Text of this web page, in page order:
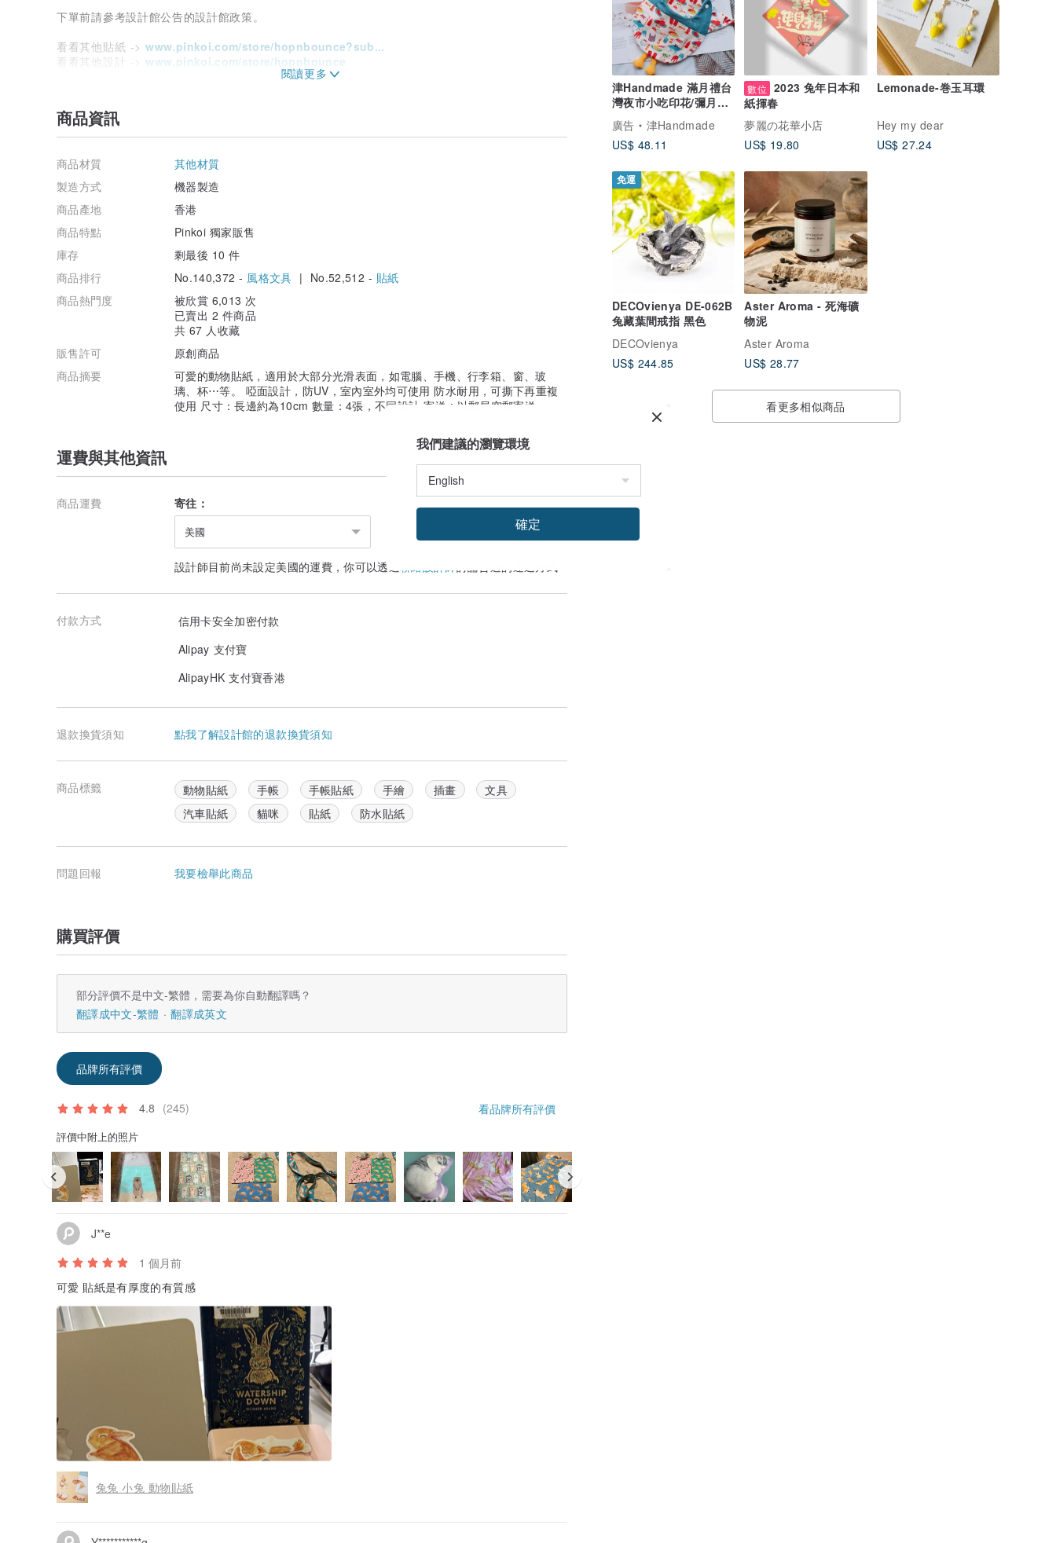
津Handmade 滿月禮台
灣夜市小吃印花/彌月禮/
三件組
廣告
津Handmade
US$ 48.11
數位 2023 兔年日本和
紙揮春
夢麗の花華小店
US$ 19.80
Lemonade-巻玉耳環
Hey my dear
US$ 27.24
免運
DECOvienya DE-062B
兔藏葉間戒指 黑色
DECOvienya
US$ 244.85
Aster Aroma - 死海礦
物泥
Aster Aroma
US$ 28.77
看更多相似商品
下單前請參考設計館公告的設計館政策。
看看其他貼紙 ->www.pinkoi.com/store/hopnbounce?sub...
看看其他設計 -> www.pinkoi.com/store/hopnbounce
商品資訊
商品材質
其他材質
製造方式
機器製造
商品產地
香港
商品特點
Pinkoi 獨家販售
庫存
剩最後 10 件
商品排行
No.140,372 - 風格文具 | No.52,512 - 貼紙
商品熱門度
被欣賞 6,013 次
已賣出 2 件商品
共 67 人收藏
販售許可
原創商品
商品摘要
可愛的動物貼紙，適用於大部分光滑表面，如電腦、手機、行李箱、窗、玻
璃、杯⋯等。 啞面設計，防UV，室內室外均可使用 防水耐用，可撕下再重複
使用 尺寸：長邊約為10cm 數量：4張，不同設計 寄送 : 以郵局空郵寄送
運費與其他資訊
商品運費 寄往：
美國
設計師目前尚未設定美國的運費，你可以透過
付款方式
信用卡安全加密付款
Alipay 支付寶
AlipayHK 支付寶香港
退款換貨須知 點我了解設計館的退款換貨須知
商品標籤 動物貼紙 手帳 手帳貼紙 手繪 插畫
文具
汽車貼紙
貓咪 貼紙 防水貼紙
問題回報 我要檢舉此商品
購買評價
部分評價不是中文-繁體，需要為你自動翻譯嗎？
翻譯成中文-繁體
翻譯成英文
品牌所有評價
4.8 (245) 看品牌所有評價
評價中附上的照片
J**e
1 個月前
可愛 貼紙是有厚度的有質感
兔兔 小兔 動物貼紙
我們建議的瀏覽環境
確定